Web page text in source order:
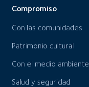
Compromiso
Con las comunidades
Patrimonio cultural
Con el medio ambiente
Salud y seguridad